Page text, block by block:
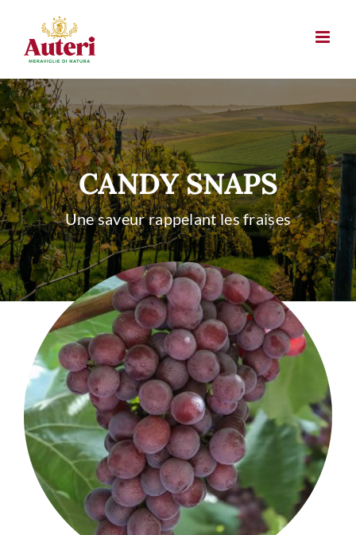
content
CANDY SNAPS
Une saveur rappelant les fraises